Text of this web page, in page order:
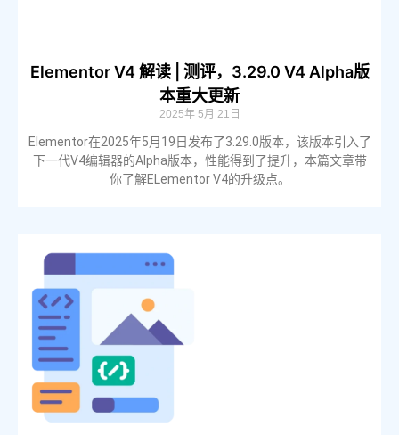
Elementor V4 解读 | 测评，3.29.0 V4 Alpha版
本重大更新
2025年 5月 21日
Elementor在2025年5月19日发布了3.29.0版本，该版本引入了
下一代V4编辑器的Alpha版本，性能得到了提升，本篇文章带
你了解ELementor V4的升级点。